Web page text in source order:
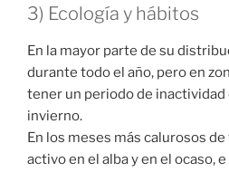
3) Ecología y hábitos
En la mayor parte de su
durante todo el año, pero en
tener un periodo de inactividad
invierno.
En los meses más calurosos
activo en el alba y en el ocaso,